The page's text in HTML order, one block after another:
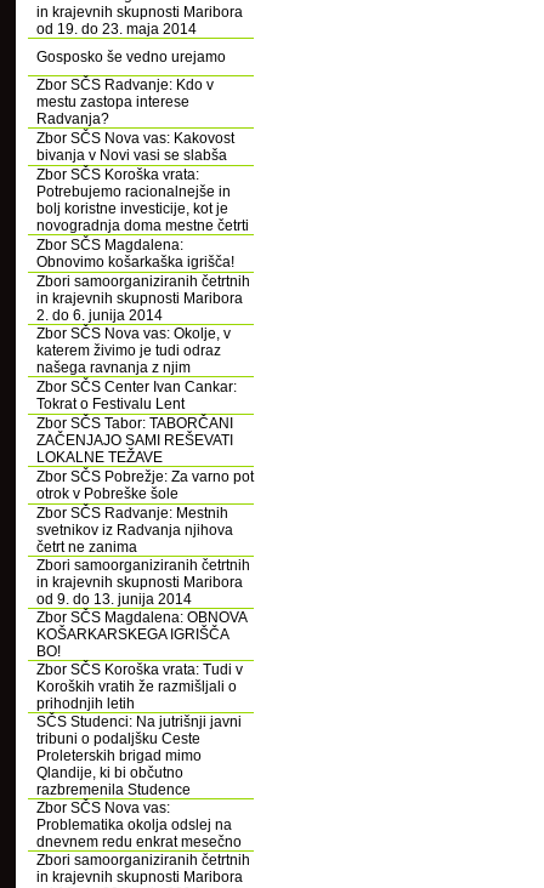
in krajevnih skupnosti Maribora
od 19. do 23. maja 2014
Gosposko še vedno urejamo
Zbor SČS Radvanje: Kdo v
mestu zastopa interese
Radvanja?
Zbor SČS Nova vas: Kakovost
bivanja v Novi vasi se slabša
Zbor SČS Koroška vrata:
Potrebujemo racionalnejše in
bolj koristne investicije, kot je
novogradnja doma mestne četrti
Zbor SČS Magdalena:
Obnovimo košarkaška igrišča!
Zbori samoorganiziranih četrtnih
in krajevnih skupnosti Maribora
2. do 6. junija 2014
Zbor SČS Nova vas: Okolje, v
katerem živimo je tudi odraz
našega ravnanja z njim
Zbor SČS Center Ivan Cankar:
Tokrat o Festivalu Lent
Zbor SČS Tabor: TABORČANI
ZAČENJAJO SAMI REŠEVATI
LOKALNE TEŽAVE
Zbor SČS Pobrežje: Za varno pot
otrok v Pobreške šole
Zbor SČS Radvanje: Mestnih
svetnikov iz Radvanja njihova
četrt ne zanima
Zbori samoorganiziranih četrtnih
in krajevnih skupnosti Maribora
od 9. do 13. junija 2014
Zbor SČS Magdalena: OBNOVA
KOŠARKARSKEGA IGRIŠČA
BO!
Zbor SČS Koroška vrata: Tudi v
Koroških vratih že razmišljali o
prihodnjih letih
SČS Studenci: Na jutrišnji javni
tribuni o podaljšku Ceste
Proleterskih brigad mimo
Qlandije, ki bi občutno
razbremenila Studence
Zbor SČS Nova vas:
Problematika okolja odslej na
dnevnem redu enkrat mesečno
Zbori samoorganiziranih četrtnih
in krajevnih skupnosti Maribora